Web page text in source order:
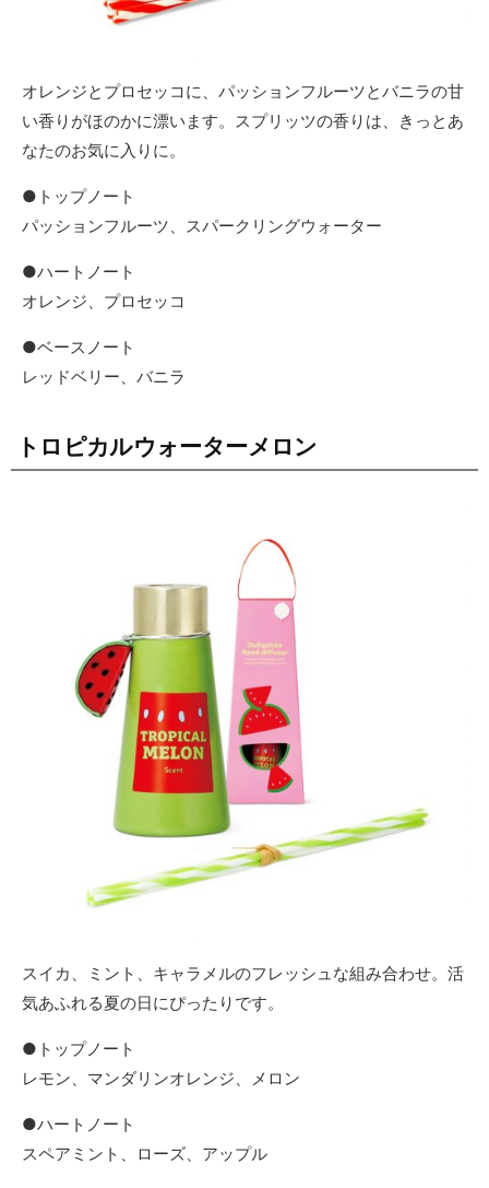
オレンジとプロセッコに、パッションフルーツとバニラの甘
い香りがほのかに漂います。スプリッツの香りは、きっとあ
なたのお気に入りに。
●トップノート
パッションフルーツ、スパークリングウォーター
●ハートノート
オレンジ、プロセッコ
●ベースノート
レッドベリー、バニラ
トロピカルウォーターメロン
スイカ、ミント、キャラメルのフレッシュな組み合わせ。活
気あふれる夏の日にぴったりです。
●トップノート
レモン、マンダリンオレンジ、メロン
●ハートノート
スペアミント、ローズ、アップル